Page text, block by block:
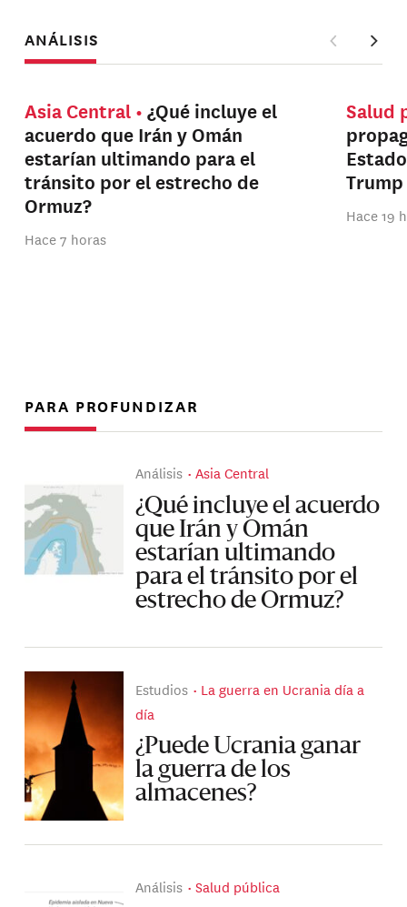
ANÁLISIS
Asia Central
¿Qué incluye el
acuerdo que Irán y Omán
estarían ultimando para el
tránsito por el estrecho de
Ormuz?
Hace 7 horas
Salud
Trump
Hace 19
PARA PROFUNDIZAR
Análisis Asia Central
¿Qué incluye el acuerdo
que Irán y Omán
estarían ultimando
para el tránsito por el
estrecho de Ormuz?
Estudios
La guerra en Ucrania día a
día
¿Puede Ucrania ganar
la guerra de los
almacenes?
Análisis Salud pública